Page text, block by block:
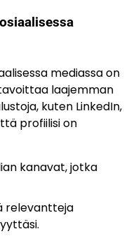
mediassa on
laajemman
kuten LinkedIn,
profiilisi on
kanavat, jotka
relevantteja